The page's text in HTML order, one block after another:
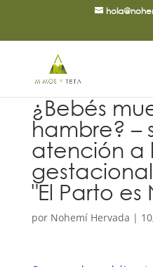
¿Bebés
hambre? –
atención a
"El Parto es
por Nohemí Hervada |